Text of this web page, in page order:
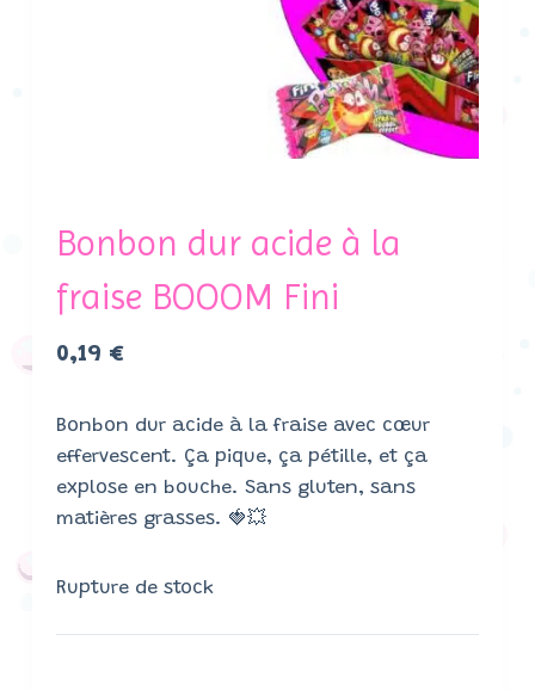
Bonbon dur acide à la
fraise BOOOM Fini
0,19 €
Bonbon dur acide à la fraise avec cœur
effervescent. Ça pique, ça pétille, et ça
explose en bouche. Sans gluten, sans
matières grasses. 🍓💥
Rupture de stock